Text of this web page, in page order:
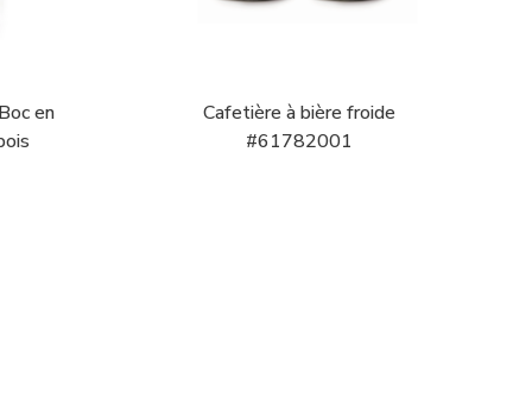
en
Cafetière à bière froide
#61782001